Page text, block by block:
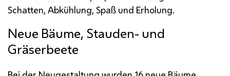
Schatten, Abkühlung, Spaß und Erholung.
Neue Bäume, Stauden- und
Gräserbeete